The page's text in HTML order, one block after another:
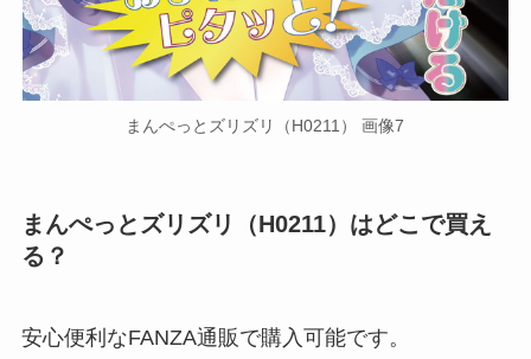
まんぺっとズリズリ（H0211） 画像7
まんぺっとズリズリ（H0211）はどこで買え
る？
安心便利なFANZA通販で購入可能です。